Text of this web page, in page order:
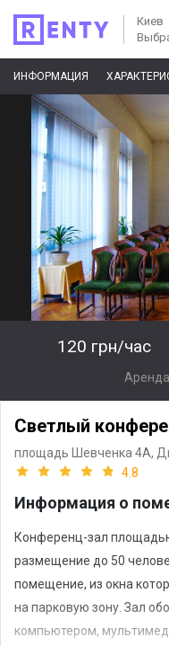
Киев
ИНФОРМАЦИЯ
120 грн/час
Светлый
площадь Шевченка 4А,
4.8
Информация о
Конференц-зал
размещение до 50
помещение, из окна
на парковую зону. Зал
компьютером,